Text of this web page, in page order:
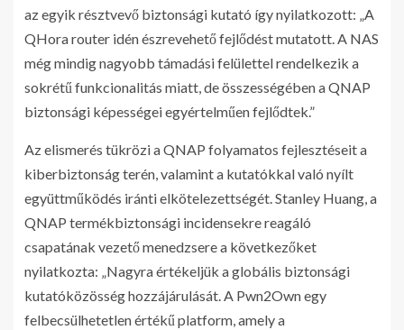
az egyik résztvevő biztonsági kutató így nyilatkozott: „A
QHora router idén észrevehető fejlődést mutatott. A NAS
még mindig nagyobb támadási felülettel rendelkezik a
sokrétű funkcionalitás miatt, de összességében a QNAP
biztonsági képességei egyértelműen fejlődtek.”
Az elismerés tükrözi a QNAP folyamatos fejlesztéseit a
kiberbiztonság terén, valamint a kutatókkal való nyílt
együttműködés iránti elkötelezettségét. Stanley Huang, a
QNAP termékbiztonsági incidensekre reagáló
csapatának vezető menedzsere a következőket
nyilatkozta: „Nagyra értékeljük a globális biztonsági
kutatóközösség hozzájárulását. A Pwn2Own egy
felbecsülhetetlen értékű platform, amely a